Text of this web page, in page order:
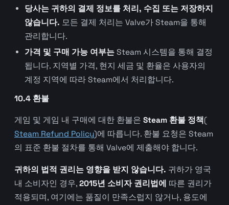
당사는 귀하의 결제 정보를 처리, 수집 또는 저장하지
않습니다. 모든 결제 처리는 Valve가 Steam을 통해
관리합니다.
가격 및 구매 가능 여부는 Steam 시스템을 통해 결정
됩니다. 지역별 가격, 현지 세금 및 환율은 사용자의
계정 지역에 따라 Steam에서 처리합니다.
10.4 환불
게임 및 게임 내 구매에 대한 환불은 Steam 환불 정책(
Steam Refund Policy)에 따릅니다. 환불 요청은 Steam
의 표준 환불 절차를 통해 Valve에 제출해야 합니다.
귀하의 법적 권리는 영향을 받지 않습니다. 귀하가 영국
내 소비자인 경우, 2015년 소비자 권리법에 따른 권리가
적용되며, 여기에는 품질이 만족스럽지 않거나, 용도에